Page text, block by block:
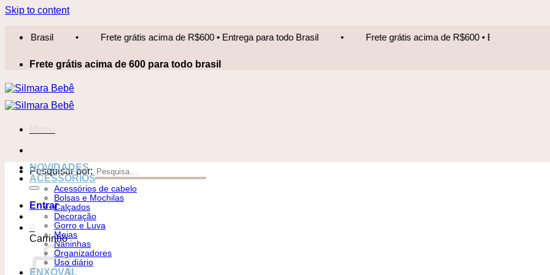
Skip to content
Frete grátis acima de R$600 • Entrega para todo Brasil • Frete grátis acima de R$600 • Entrega para todo Brasil
Frete grátis acima de 600 para todo brasil
Pesquisar por:
Entrar
Carrinho
NOVIDADES
ACESSÓRIOS
Acessórios de cabelo
Bolsas e Mochilas
Calçados
Decoração
Gorro e Luva
Meias
Naninhas
Organizadores
Uso diário
ENXOVAL